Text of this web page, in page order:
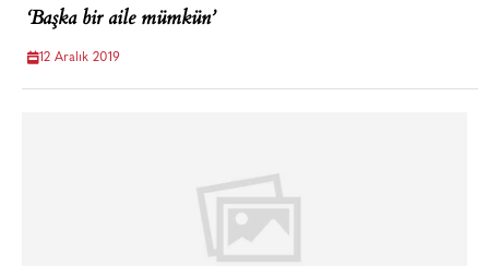
‘Başka bir aile mümkün’
12 Aralık 2019